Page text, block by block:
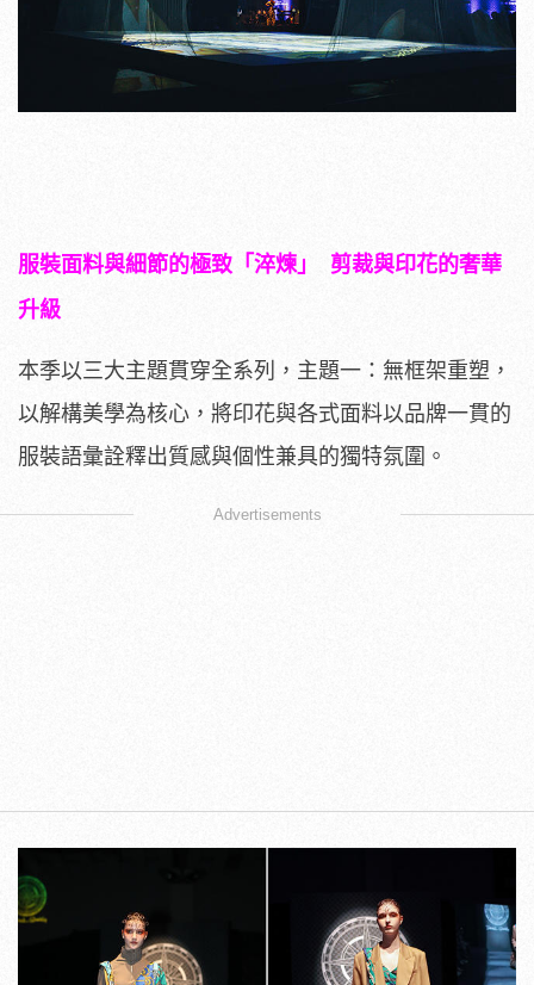
服裝面料與細節的極致「淬煉」 剪裁與印花的奢華
升級
本季以三大主題貫穿全系列，主題一：無框架重塑，
以解構美學為核心，將印花與各式面料以品牌一貫的
服裝語彙詮釋出質感與個性兼具的獨特氛圍。
Advertisements